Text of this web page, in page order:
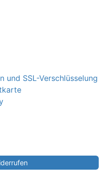
und SSL-Verschlüsselung